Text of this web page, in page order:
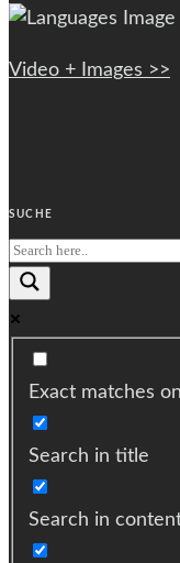
Video + Images >>
SUCHE
Exact matches
Search in title
Search in